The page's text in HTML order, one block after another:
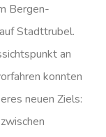
Bergen-
Stadttrubel.
an
konnten
neuen Ziels: